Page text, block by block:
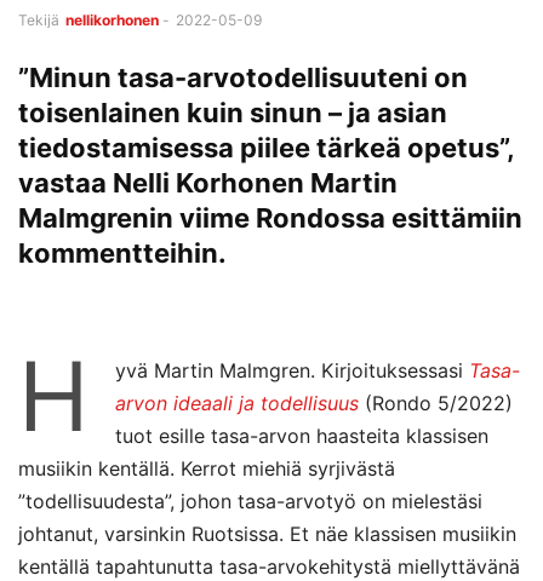
Tekijä nellikorhonen - 2022-05-09
”Minun tasa-arvotodellisuuteni on
toisenlainen kuin sinun – ja asian
tiedostamisessa piilee tärkeä opetus”,
vastaa Nelli Korhonen Martin
Malmgrenin viime Rondossa esittämiin
kommentteihin.
H yvä Martin Malmgren. Kirjoituksessasi Tasa-
arvon ideaali ja todellisuus (Rondo 5/2022)
tuot esille tasa-arvon haasteita klassisen
musiikin kentällä. Kerrot miehiä syrjivästä
”todellisuudesta”, johon tasa-arvotyö on mielestäsi
johtanut, varsinkin Ruotsissa. Et näe klassisen musiikin
kentällä tapahtunutta tasa-arvokehitystä miellyttävänä